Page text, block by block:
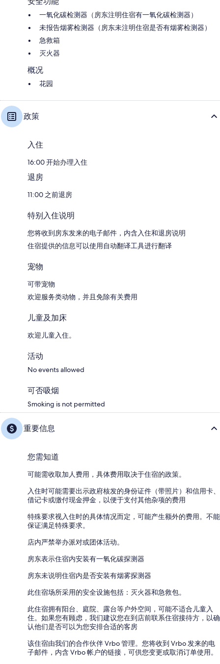
一氧化碳检测器（房东注明住宿有一氧化碳检测器）
未报告烟雾检测器（房东未注明住宿是否有烟雾检测器）
急救箱
灭火器
概况
花园
政策
入住
16:00 开始办理入住
退房
11:00 之前退房
特别入住说明
您将收到房东发来的电子邮件，内含入住和退房说明
住宿提供的信息可以使用自动翻译工具进行翻译
宠物
可带宠物
欢迎服务类动物，并且免除有关费用
儿童及加床
欢迎儿童入住。
活动
No events allowed
可否吸烟
Smoking is not permitted
重要信息
您需知道
可能需收取加人费用，具体费用取决于住宿的政策。
入住时可能需要出示政府核发的身份证件（带照片）和信用卡、
借记卡或缴付现金押金，以便于支付其他杂项的费用
特殊要求视入住时的具体情况而定，可能产生额外的费用。不能
保证满足特殊要求。
店内严禁举办派对或团体活动。
房东表示住宿内安装有一氧化碳探测器
房东未说明住宿内是否安装有烟雾探测器
此住宿场所采用的安全设施包括：灭火器和急救包。
此住宿拥有阳台、庭院、露台等户外空间，可能不适合儿童入
住。如果您有顾虑，我们建议您在到店前联系住宿接待方，以确
认他们是否可以为您安排合适的客房
该住宿由我们的合作伙伴 Vrbo 管理。您将收到 Vrbo 发来的电
子邮件，内含 Vrbo 帐户的链接，可供您变更或取消订单使用。